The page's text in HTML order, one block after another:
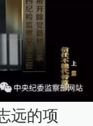
远的项